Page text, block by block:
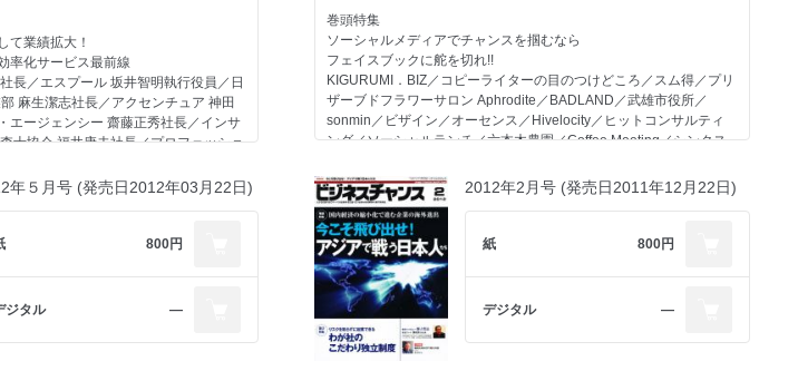
地盤ネット 山本強社長／nextA 林英
和田渉社長／福岡情報ビジネスセン
トエンタープライズ 小林泰士社長
リアルワールド 菊池誠晃社長
リーダー論を哲学する
の
ススメ
菊池有樹恵社長／リダンダンシー 藤原聖蘭社長／ユーモアプラ
ス 園尾馨社長／ゼニックスコンサルティング 村形聡社長
「今、求められている人材とは リーダー論を哲学する」
リクルートエグゼクティブエージェント 波戸内啓介社長
お役立ち情報局
イベント・セミナーレポート
助成金活用術／シニア起業ノススメ
バックオフィスの落とし穴
敏腕コンサルタントが語るM&A最新情報
著者に聞く!!『「最高の授業」を世界の果てまで届けよう』
の百年企業経営者
長／ティー・ラウンジ 徳永泰敏社長
リューショナーズ 小川隆久社長
西浦明子社長／落し物ドットコム
郎社長／プラティナ 渡邉総子社長
東南アジアを目指せ!!
社長
ージェント 波戸内啓介社長
の快刀乱麻を断つ！
オーセンス元榮太一郎弁護士の快刀乱麻を断つ！
法律事務所オーセンス 代表弁護士 元榮太一郎
強力連載企画
趣味も仕事!!
天下取り対談
コンベックス 美里泰正社長
ネクシィーズ近藤太香巳×次世代起業家 パッショントークセッショ
ン
Vol.5 アットナビジャパン／アットハウス 加藤優次社長
秀實社髙橋秀幸の発掘！未来の百年企業経営者
Vol.5 TSPコンサルティング 佐藤毅史社長
て業績拡大！
率化サービス最前線
長／エスプール 坂井智明執行役員／日
麻生潔志社長／アクセンチュア 神田
エージェンシー 齋藤正秀社長／インサ
士協会 福井康夫社長／プロフェッショ
義社長／オーセンス 元榮太一郎氏／
金原大輔医師／フリュー 澤村智恵子氏
信宏社長
長／コンベックス 美里泰正社長／ユビ
ンサルティング 信太明社長／エステ
コミュニケーションズ
ャー四季報」注目の経営者が語る“成
巻頭特集
ソーシャルメディアでチャンスを掴むなら
フェイスブックに舵を切れ!!
KIGURUMI．BIZ／コピーライターの目のつけどころ／スム得／プリ
ザーブドフラワーサロン Aphrodite／BADLAND／武雄市役所／
sonmin／ビザイン／オーセンス／Hivelocity／ヒットコンサルティ
ング／ソーシャルランチ／六本木農園／Coffee Meeting／シンクス
IT業界の猛者たちが考える
ソーシャルメディアと次なる一手
エニグモ 須田将啓社長／SATISFACTION GUARANTEED PTE,LTD
佐藤俊介CEO／プロフェッショナルブロガー 立花岳志氏／オウケイ
ウェイヴ 兼元謙任社長／エヌ・ティ・ティ・ソルマーレ 大橋大樹社
長／フリーランスライター 三橋ゆか里氏／インタースペース 河端伸
一郎社長／アイレップ 紺野俊介社長／アイランド 粟飯原理咲社長
検索にないビジネスチャンス ネットビジネス攻略法 其の三
年５月号 (発売日2012年03月22日)
800円
ジタル ―
2012年2月号 (発売日2011年12月22日)
紙 800円
デジタル ―